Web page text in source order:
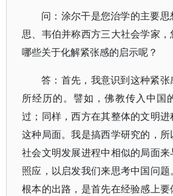
问：涂尔干是您治学的主要
思、韦伯并称西方三大社会学家
哪些关于化解紧张感的启示呢？
答：首先，我意识到这种紧
所经历的。譬如，佛教传入中国
过；同样，西方在其整体的文明
这种局面。我是搞西学研究的，
社会文明发展进程中相似的局面
照应，以启发我们来思考中国问
根本的出路，是首先在经验感上